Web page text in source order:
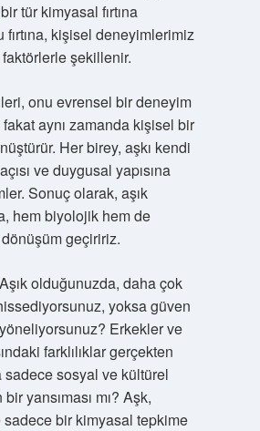
tür kimyasal fırtına
fırtına, kişisel deneyimlerimiz
şekillenir.
onu evrensel bir deneyim
aynı zamanda kişisel bir
Her birey, aşkı kendi
ve duygusal yapısına
Sonuç olarak, aşık
hem biyolojik hem de
geçiririz.
olduğunuzda, daha çok
yoksa güven
yöneliyorsunuz? Erkekler ve
farklılıklar gerçekten
sadece sosyal ve kültürel
yansıması mı? Aşk,
bir kimyasal tepkime